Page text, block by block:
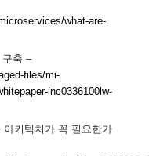
what-are-
축 –
files/mi-
inc0336100lw-
키텍처가 꼭 필요한가